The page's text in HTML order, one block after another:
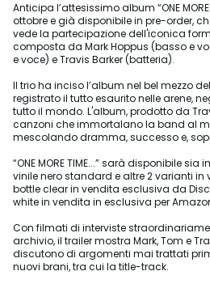
Anticipa l’attesissimo album “ONE
ottobre e già disponibile in pre-order,
vede la partecipazione dell'iconica
composta da Mark Hoppus (basso e
e voce) e Travis Barker (batteria).
Il trio ha inciso l’album nel bel mezzo
registrato il tutto esaurito nelle arene,
tutto il mondo. L'album, prodotto da
canzoni che immortalano la band al
mescolando dramma, successo e,
“ONE MORE TIME...” sarà disponibile
vinile nero standard e altre 2 varianti in
bottle clear in vendita esclusiva da
white in vendita in esclusiva per
Con filmati di interviste
archivio, il trailer mostra Mark, Tom e
discutono di argomenti mai trattati
nuovi brani, tra cui la title-track.